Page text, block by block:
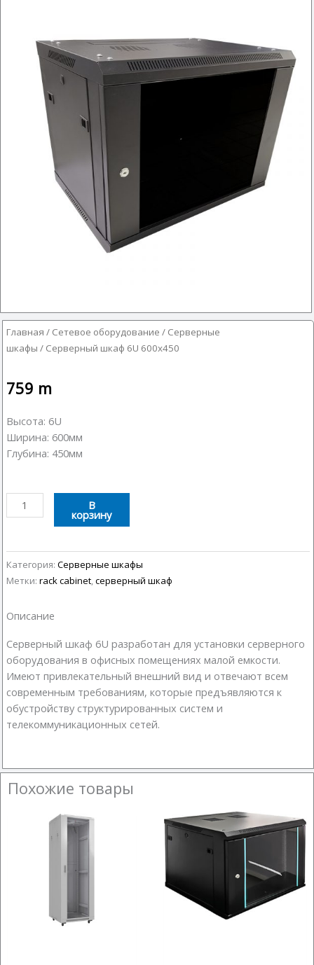
Главная / Сетевое оборудование / Серверные
шкафы / Серверный шкаф 6U 600х450
759 m
Высота: 6U
Ширина: 600мм
Глубина: 450мм
Количество
товара
шкаф
6U
600х450
В
корзину
Категория: Серверные шкафы
Метки: rack cabinet серверный шкаф
Описание
Серверный шкаф 6U разработан для установки серверного
оборудования в офисных помещениях малой емкости.
Имеют привлекательный внешний вид и отвечают всем
современным требованиям, которые предъявляются к
обустройству структурированных систем и
телекоммуникационных сетей.
Похожие товары